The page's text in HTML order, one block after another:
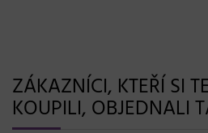
ZÁKAZNÍCI, KTEŘÍ SI
KOUPILI, OBJEDNALI